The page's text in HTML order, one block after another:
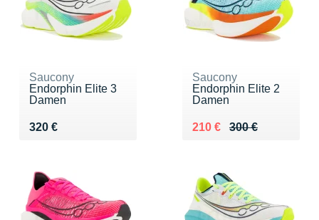
Saucony
Endorphin Elite 3
Damen
320 €
Vendu 320 €
Saucony
Endorphin Elite 2
Damen
300 €
Au lieu de 300 €
210 €
Vendu 210 €